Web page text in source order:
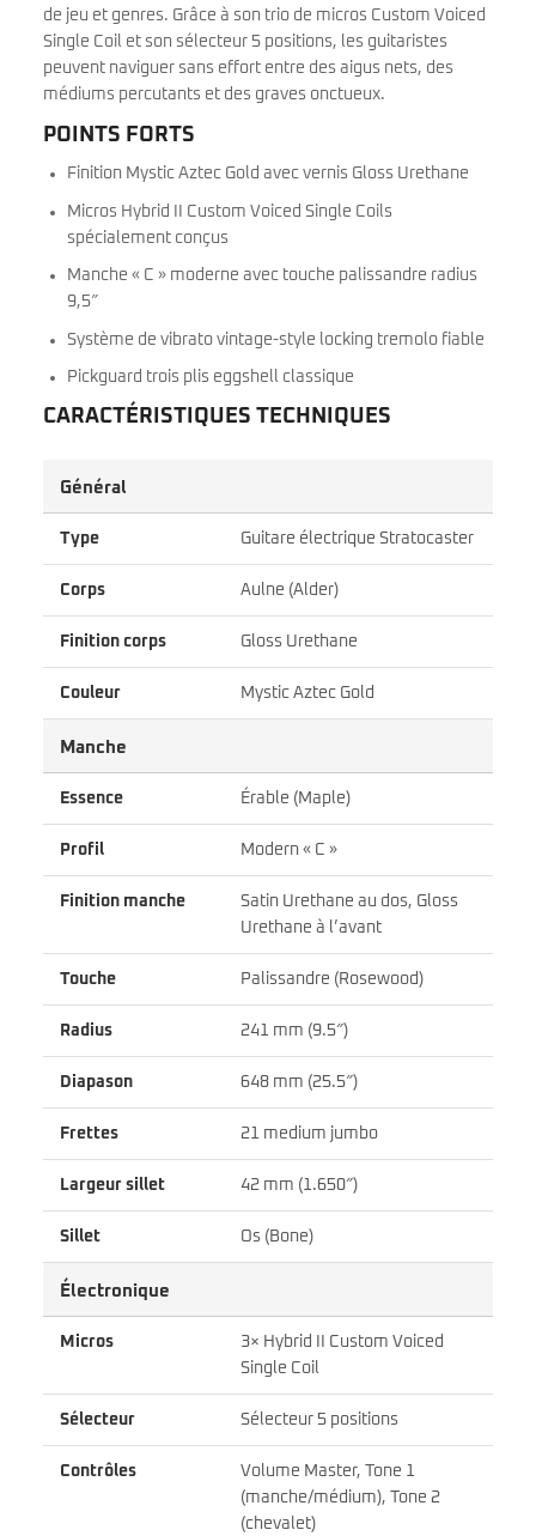
de jeu et genres. Grâce à son trio de micros Custom Voiced
Single Coil et son sélecteur 5 positions, les guitaristes
peuvent naviguer sans effort entre des aigus nets, des
médiums percutants et des graves onctueux.
POINTS FORTS
Finition Mystic Aztec Gold avec vernis Gloss Urethane
Micros Hybrid II Custom Voiced Single Coils
spécialement conçus
Manche « C » moderne avec touche palissandre radius
9,5″
Système de vibrato vintage-style locking tremolo fiable
Pickguard trois plis eggshell classique
CARACTÉRISTIQUES TECHNIQUES
Général
Type Guitare électrique Stratocaster
Corps Aulne (Alder)
Finition corps Gloss Urethane
Couleur Mystic Aztec Gold
Manche
Essence Érable (Maple)
Profil Modern « C »
Finition manche
Satin Urethane au dos, Gloss
Urethane à l’avant
Touche Palissandre (Rosewood)
Radius 241 mm (9.5″)
Diapason 648 mm (25.5″)
Frettes 21 medium jumbo
Largeur sillet 42 mm (1.650″)
Sillet Os (Bone)
Électronique
Micros
3× Hybrid II Custom Voiced
Single Coil
Sélecteur Sélecteur 5 positions
Contrôles
Volume Master, Tone 1
(manche/médium), Tone 2
(chevalet)